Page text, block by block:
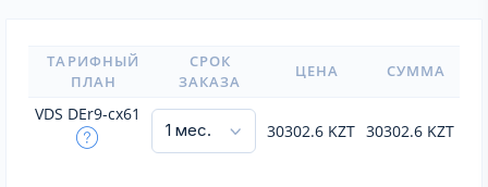
ТАРИФНЫЙ
ПЛАН
СРОК
ЗАКАЗА
ЦЕНА СУММА
VDS DEr9-cx61
30302.6 KZT 30302.6 KZT